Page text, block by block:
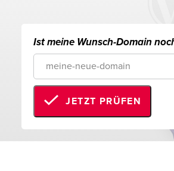
Ist meine Wunsch-Domain
JETZT PRÜFEN